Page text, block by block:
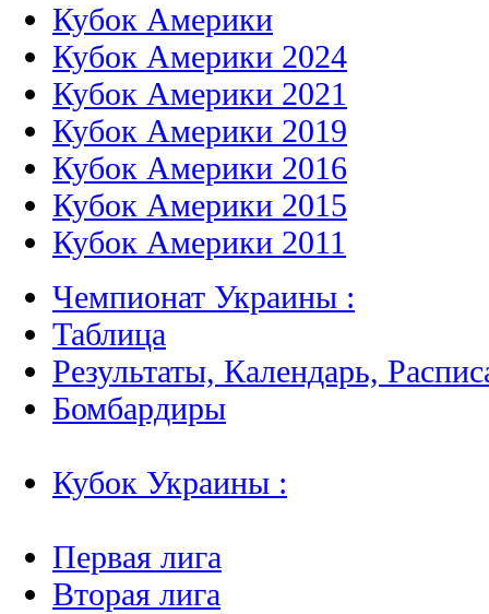
Кубок Америки
Кубок Америки 2024
Кубок Америки 2021
Кубок Америки 2019
Кубок Америки 2016
Кубок Америки 2015
Кубок Америки 2011
Чемпионат Украины :
Таблица
Результаты, Календарь,
Бомбардиры
Кубок Украины :
Первая лига
Вторая лига